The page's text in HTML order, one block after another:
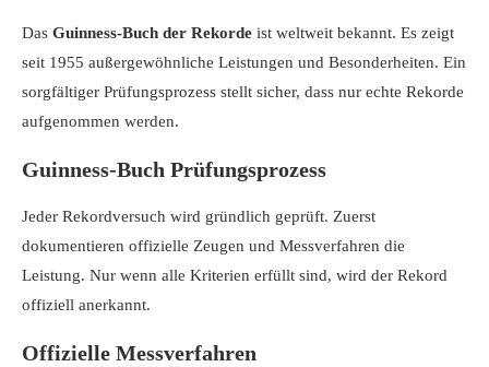
Das Guinness-Buch der Rekorde ist weltweit bekannt. Es zeigt
seit 1955 außergewöhnliche Leistungen und Besonderheiten. Ein
sorgfältiger Prüfungsprozess stellt sicher, dass nur echte Rekorde
aufgenommen werden.
Guinness-Buch Prüfungsprozess
Jeder Rekordversuch wird gründlich geprüft. Zuerst
dokumentieren offizielle Zeugen und Messverfahren die
Leistung. Nur wenn alle Kriterien erfüllt sind, wird der Rekord
offiziell anerkannt.
Offizielle Messverfahren